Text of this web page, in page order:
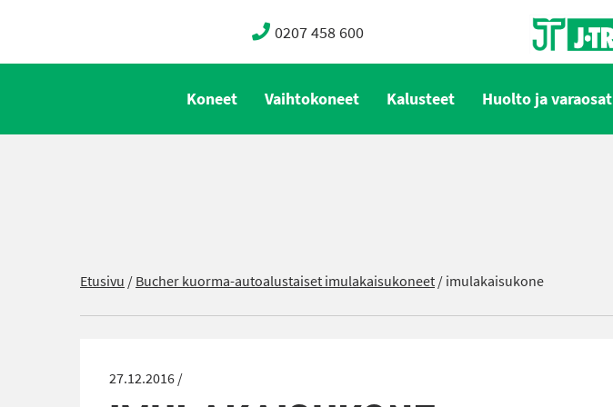
0207 458 600
Koneet Vaihtokoneet Kalusteet Huolto ja varaosat
Etusivu /Bucher kuorma-autoalustaiset imulakaisukoneet/imulakaisukone
27.12.2016 /